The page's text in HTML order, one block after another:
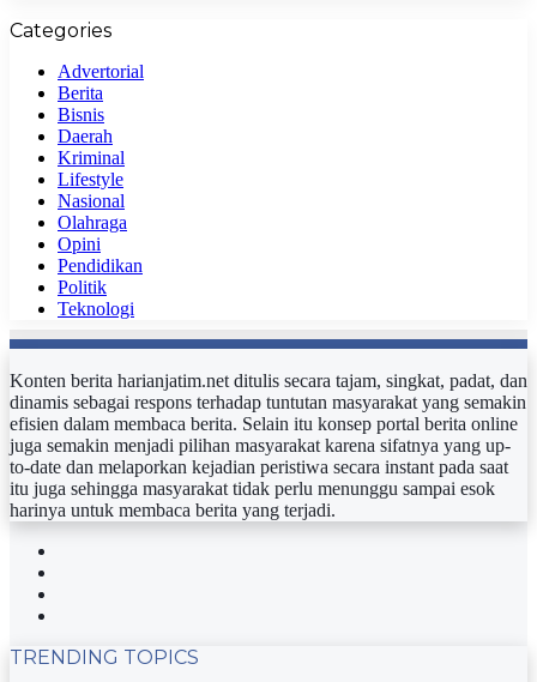
Categories
Advertorial
Berita
Bisnis
Daerah
Kriminal
Lifestyle
Nasional
Olahraga
Opini
Pendidikan
Politik
Teknologi
Konten berita harianjatim.net ditulis secara tajam, singkat, padat, dan
dinamis sebagai respons terhadap tuntutan masyarakat yang semakin
efisien dalam membaca berita. Selain itu konsep portal berita online
juga semakin menjadi pilihan masyarakat karena sifatnya yang up-
to-date dan melaporkan kejadian peristiwa secara instant pada saat
itu juga sehingga masyarakat tidak perlu menunggu sampai esok
harinya untuk membaca berita yang terjadi.
TRENDING TOPICS